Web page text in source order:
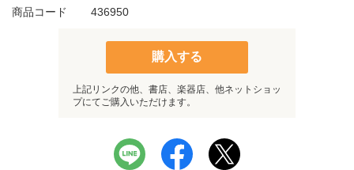
商品コード
436950
購入する
上記リンクの他、書店、楽器店、他ネットショッ
プにてご購入いただけます。